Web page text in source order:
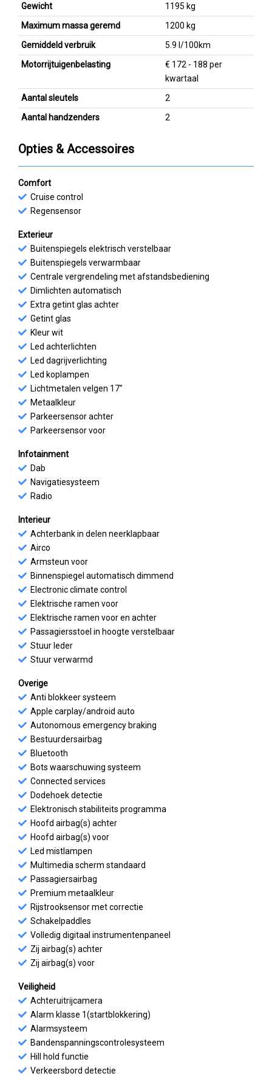
Gewicht
1195 kg
Maximum massa geremd
1200 kg
Gemiddeld verbruik
5.9 l/100km
Motorrijtuigenbelasting
€ 172 - 188 per
kwartaal
Aantal sleutels
2
Aantal handzenders
2
Opties & Accessoires
Comfort
Cruise control
Regensensor
Exterieur
Buitenspiegels elektrisch verstelbaar
Buitenspiegels verwarmbaar
Centrale vergrendeling met afstandsbediening
Dimlichten automatisch
Extra getint glas achter
Getint glas
Kleur wit
Led achterlichten
Led dagrijverlichting
Led koplampen
Lichtmetalen velgen 17"
Metaalkleur
Parkeersensor achter
Parkeersensor voor
Infotainment
Dab
Navigatiesysteem
Radio
Interieur
Achterbank in delen neerklapbaar
Airco
Armsteun voor
Binnenspiegel automatisch dimmend
Electronic climate control
Elektrische ramen voor
Elektrische ramen voor en achter
Passagiersstoel in hoogte verstelbaar
Stuur leder
Stuur verwarmd
Overige
Anti blokkeer systeem
Apple carplay/android auto
Autonomous emergency braking
Bestuurdersairbag
Bluetooth
Bots waarschuwing systeem
Connected services
Dodehoek detectie
Elektronisch stabiliteits programma
Hoofd airbag(s) achter
Hoofd airbag(s) voor
Led mistlampen
Multimedia scherm standaard
Passagiersairbag
Premium metaalkleur
Rijstrooksensor met correctie
Schakelpaddles
Volledig digitaal instrumentenpaneel
Zij airbag(s) achter
Zij airbag(s) voor
Veiligheid
Achteruitrijcamera
Alarm klasse 1(startblokkering)
Alarmsysteem
Bandenspanningscontrolesysteem
Hill hold functie
Verkeersbord detectie